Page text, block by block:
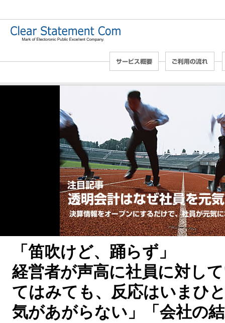
「笛吹けど、踊らず」
経営者が声高に社員に対し
てはみても、反応はいまひ
気があがらない」「会社の